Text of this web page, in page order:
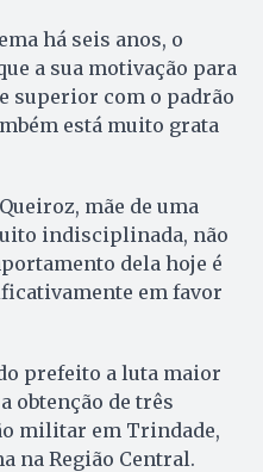
há seis anos, o
a sua motivação para
superior com o padrão
está muito grata
mãe de uma
indisciplinada, não
dela hoje é
em favor
prefeito a luta maior
obtenção de três
militar em Trindade,
na Região Central.